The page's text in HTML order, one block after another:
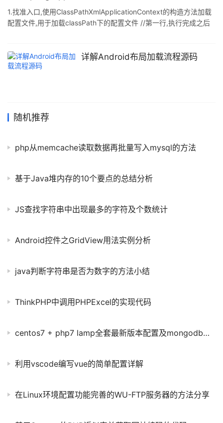
1.找准入口,使用ClassPathXmlApplicationContext的构造方法加载
配置文件,用于加载classPath下的配置文件 //第一行,执行完成之后
ClassPathXmlApplicationContext( "classpath:spring-mvc.xml");
//获取实例Bean Person person=con
详解Android布局加载流程源码
随机推荐
php从memcache读取数据再批量写入mysql的方法
基于Java堆内存的10个要点的总结分析
JS查找字符串中出现最多的字符及个数统计
Android控件之GridView用法实例分析
java判断字符串是否为数字的方法小结
ThinkPHP中调用PHPExcel的实现代码
centos7 + php7 lamp全套最新版本配置及mongodb和redis教程详解
利用vscode编写vue的简单配置详解
在Linux环境配置功能完善的WU-FTP服务器的方法分享